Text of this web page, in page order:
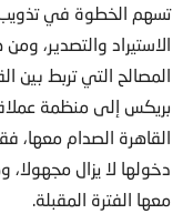
تسهم الخطوة في
الاستيراد والتصدير،
المصالح التي تربط بين
بريكس إلى منظمة
القاهرة الصدام معها،
دخولها لا يزال
معها الفترة المقبلة.